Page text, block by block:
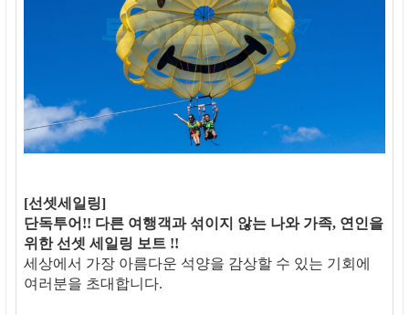
[선셋세일링]
단독투어!! 다른 여행객과 섞이지 않는 나와 가족, 연인을
위한 선셋 세일링 보트 !!
세상에서 가장 아름다운 석양을 감상할 수 있는 기회에
여러분을 초대합니다.